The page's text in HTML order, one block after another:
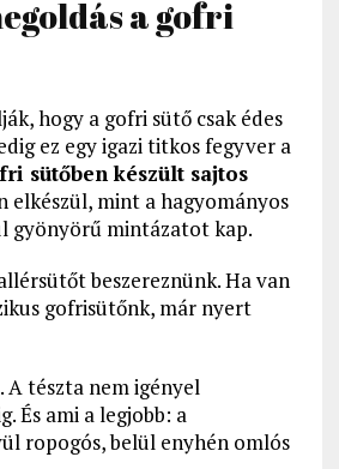
a gofri
hogy a gofri sütő csak édes
ez egy igazi titkos fegyver a
sütőben készült sajtos
elkészül, mint a hagyományos
gyönyörű mintázatot kap.
beszereznünk. Ha van
gofrisütőnk, már nyert
A tészta nem igényel
És ami a legjobb: a
ropogós, belül enyhén omlós